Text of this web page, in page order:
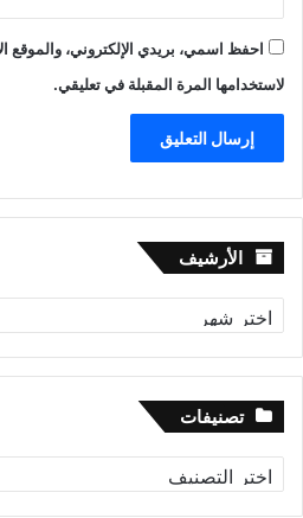
احفظ اسمي، بريدي الإلكتروني، والموقع
لاستخدامها المرة المقبلة في تعليقي.
الأرشيف الأرشيف
تصنيفات
تصنيفات